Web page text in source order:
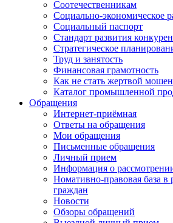
Соотечественникам
Социально-экономическое
Социальный паспорт
Стандарт развития
Стратегическое
Труд и занятость
Финансовая грамотность
Как не стать жертвой
Каталог промышленной
Обращения
Интернет-приёмная
Ответы на обращения
Мои обращения
Письменные обращения
Личный прием
Информация о
Номативно-правовая база в
граждан
Новости
Обзоры обращений